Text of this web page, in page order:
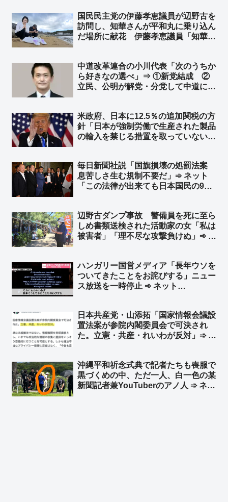
国民民主党の伊藤孝恵議員が辺野古を
訪問し、知華さんが平和丸に乗り込ん
だ場所に献花 伊藤孝恵議員「知華さ
遺族のために、これからの子供たちの
ためによろしくお願いします」
中道改革連合の小川代表「次のうちか
ら好きなの選べ」⇒ ①新党結成 ②
立民、公明が解党・分党して中道に合
国会での態度を一本化する ➾ ネット
「➄中道解党、立憲と公明に戻る」
米政府、日本に12.5％の追加関税の方
針「日本が強制労働で生産された製品
の輸入を禁じる措置を取っていない」
入を止めればいいのかな？」
毎日新聞社説「国旗損壊の処罰法案
息苦しさ生む規制不要だ」➾ ネット
「この法律が出来ても日本国民の99%
辺野古ダンプ事故 警備員を死に至ら
しめ書類送検された活動家の女「私は
被害者」「理不尽な攻撃負けぬ」➾ ネ
と言ってる集会の写真で玉城デニーの
旗が風でなびいてるねー」
ハンガリー国営メディア「長年ウソを
ついてきたことをお詫びする」ニュー
ス放送を一時停止 ➾ ネット
『国の借金〇〇〇〇兆円、国民一人あ
たり〇〇〇万円の借金』というウソを
いつ謝罪するの？」
日本共産党・山添拓「国家情報会議設
置法案が参院内閣委員会で可決され
た。立憲・共産・れいわが反対」➾ ネ
にとって良い法案」
沖縄平和祈念式典で記者たちも喪服で
黒づくめの中、ただ一人、白一色の某
新聞記者兼YouTuberのアノ人 ➾ ネッ